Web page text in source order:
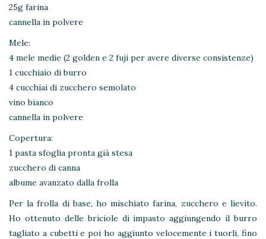
25g farina
cannella in polvere
Mele:
4 mele medie (2 golden e 2 fuji per avere diverse consistenze)
1 cucchiaio di burro
4 cucchiai di zucchero semolato
vino bianco
cannella in polvere
Copertura:
1 pasta sfoglia pronta già stesa
zucchero di canna
albume avanzato dalla frolla
Per la frolla di base, ho mischiato farina, zucchero e lievito.
Ho ottenuto delle briciole di impasto aggiungendo il burro
tagliato a cubetti e poi ho aggiunto velocemente i tuorli, fino